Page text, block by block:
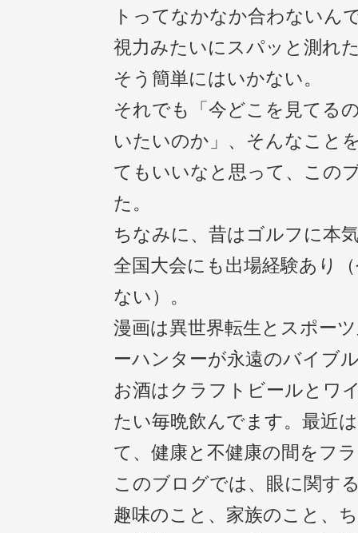
トってなかなか合わないん
視力みたいにスパッと測れ
そう簡単にはいかない。
それでも「今どこを見てる
いたいのか」、そんなこと
てもいいなと思って、この
た。
ちなみに、昔はゴルフに本
全国大会にも出場経験あり
ない）。
漫画は異世界転生とスポー
ーハンターが永遠のバイブ
お酒はクラフトビールとワ
たい毎晩飲んでます。最近
て、健康と不健康の間をフ
このブログでは、眼に関す
趣味のこと、家族のこと、